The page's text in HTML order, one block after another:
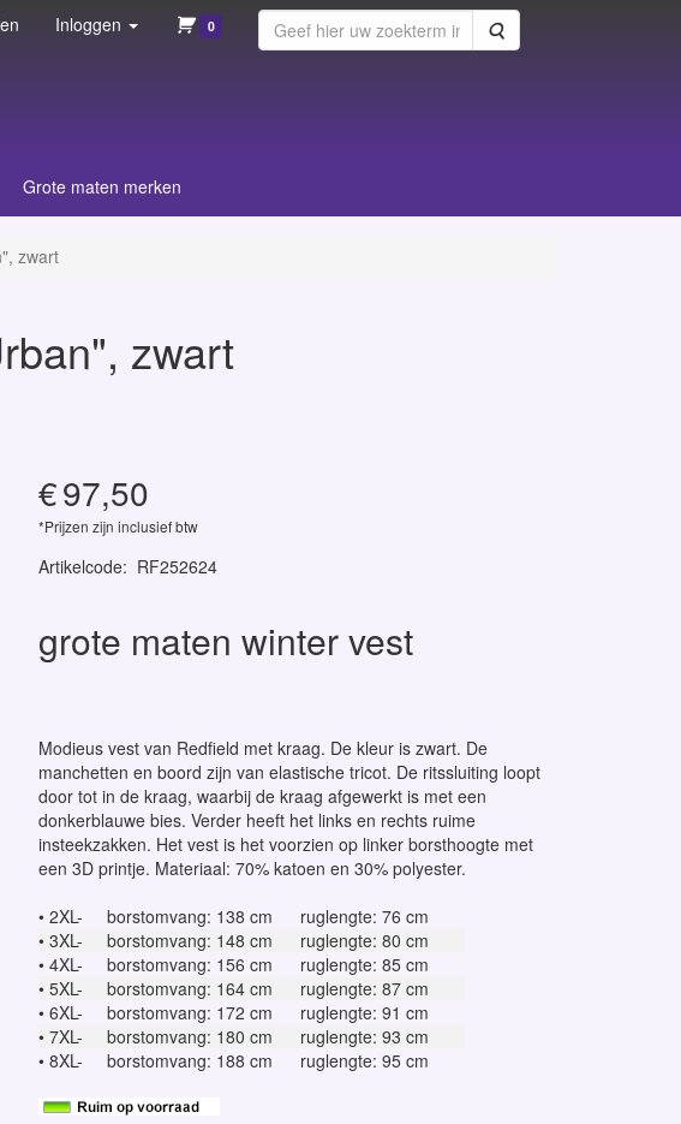
Inloggen 0 Zoeken
Grote maten merken
zwart
zwart
€97,50
*Prijzen zijn inclusief btw
Artikelcode: RF252624
grote maten winter vest
Modieus vest van Redfield met kraag. De kleur is zwart. De
manchetten en boord zijn van elastische tricot. De ritssluiting loopt
door tot in de kraag, waarbij de kraag afgewerkt is met een
donkerblauwe bies. Verder heeft het links en rechts ruime
insteekzakken. Het vest is het voorzien op linker borsthoogte met
een 3D printje. Materiaal: 70% katoen en 30% polyester.
• 2XL-
borstomvang: 138 cm
ruglengte: 76 cm
• 3XL-
borstomvang: 148 cm
ruglengte: 80 cm
• 4XL-
borstomvang: 156 cm
ruglengte: 85 cm
• 5XL-
borstomvang: 164 cm
ruglengte: 87 cm
• 6XL-
borstomvang: 172 cm
ruglengte: 91 cm
• 7XL-
borstomvang: 180 cm
ruglengte: 93 cm
• 8XL-
borstomvang: 188 cm ruglengte: 95 cm